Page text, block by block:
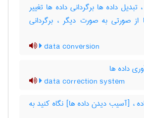
تبدیل داده ها برگردانی داده ها تغییر
از صورتی به صورت دیگر ، برگردانی
data conversion
داده ها
data correction system
، [آسیب دیدن داده ها] نگاه کنید به